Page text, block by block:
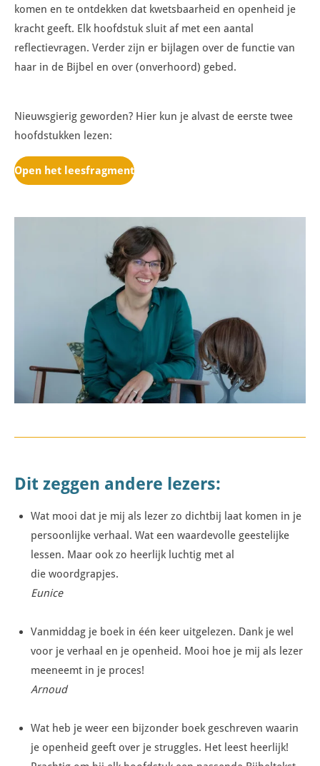
komen en te ontdekken dat kwetsbaarheid en openheid je
kracht geeft. Elk hoofdstuk sluit af met een aantal
reflectievragen. Verder zijn er bijlagen over de functie van
haar in de Bijbel en over (onverhoord) gebed.
Nieuwsgierig geworden? Hier kun je alvast de eerste twee
hoofdstukken lezen:
Open het leesfragment
Dit zeggen andere lezers:
Wat mooi dat je mij als lezer zo dichtbij laat komen in je
persoonlijke verhaal. Wat een waardevolle geestelijke
lessen. Maar ook zo heerlijk luchtig met al
die woordgrapjes.
Eunice
Vanmiddag je boek in één keer uitgelezen. Dank je wel
voor je verhaal en je openheid. Mooi hoe je mij als lezer
meeneemt in je proces!
Arnoud
Wat heb je weer een bijzonder boek geschreven waarin
je openheid geeft over je struggles. Het leest heerlijk!